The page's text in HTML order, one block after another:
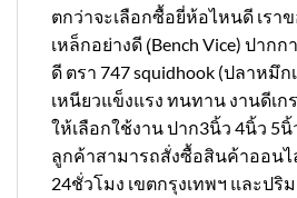
ตกว่าจะเลือกซื้อยี่ห้อไหนดี เรา
เหล็กอย่างดี (ฺBench Vice) ปา
ดี ตรา 747 squidhook (ปลาหมึก
เหนียวแข็งแรง ทนทาน งานดีเ
ให้เลือกใช้งาน ปาก3นิ้ว 4นิ้ว 5นิ้
ลูกค้าสามารถสั่งซื้อสินค้าออน
24ชั่วโมง เขตกรุงเทพฯ และปริ